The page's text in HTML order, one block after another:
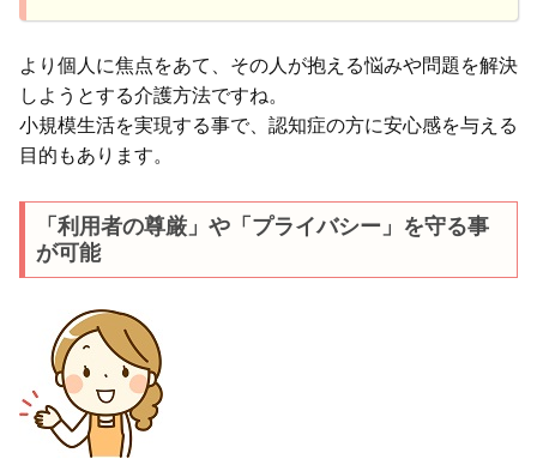
より個人に焦点をあて、その人が抱える悩みや問題を解決
しようとする介護方法ですね。
小規模生活を実現する事で、認知症の方に安心感を与える
目的もあります。
「利用者の尊厳」や「プライバシー」を守る事
が可能